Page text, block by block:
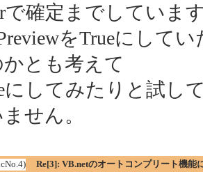
で確定までしていま
をTrueにして
かとも考えて
にしてみたりと試し
せん。
Re[3]: VB.netのオートコンプリート機能